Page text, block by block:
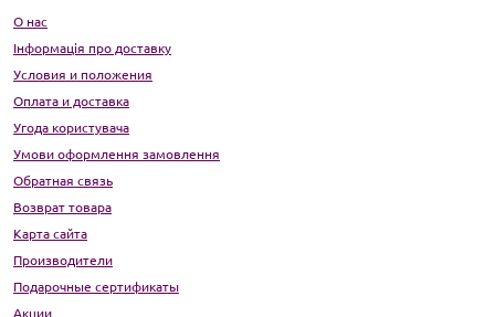
О нас
Інформація про доставку
Условия и положения
Оплата и доставка
Угода користувача
Умови оформлення замовлення
Обратная связь
Возврат товара
Карта сайта
Производители
Подарочные сертификаты
Акции